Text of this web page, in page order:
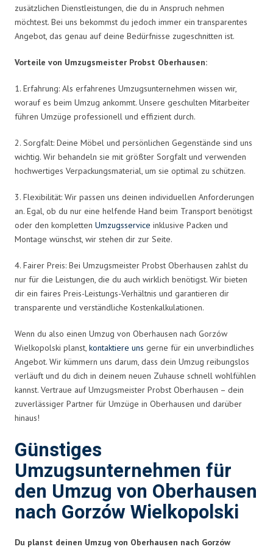
zusätzlichen Dienstleistungen, die du in Anspruch nehmen
möchtest. Bei uns bekommst du jedoch immer ein transparentes
Angebot, das genau auf deine Bedürfnisse zugeschnitten ist.
Vorteile von Umzugsmeister Probst Oberhausen:
1. Erfahrung: Als erfahrenes Umzugsunternehmen wissen wir,
worauf es beim Umzug ankommt. Unsere geschulten Mitarbeiter
führen Umzüge professionell und effizient durch.
2. Sorgfalt: Deine Möbel und persönlichen Gegenstände sind uns
wichtig. Wir behandeln sie mit größter Sorgfalt und verwenden
hochwertiges Verpackungsmaterial, um sie optimal zu schützen.
3. Flexibilität: Wir passen uns deinen individuellen Anforderungen
an. Egal, ob du nur eine helfende Hand beim Transport benötigst
oder den kompletten Umzugsservice inklusive Packen und
Montage wünschst, wir stehen dir zur Seite.
4. Fairer Preis: Bei Umzugsmeister Probst Oberhausen zahlst du
nur für die Leistungen, die du auch wirklich benötigst. Wir bieten
dir ein faires Preis-Leistungs-Verhältnis und garantieren dir
transparente und verständliche Kostenkalkulationen.
Wenn du also einen Umzug von Oberhausen nach Gorzów
Wielkopolski planst, kontaktiere uns gerne für ein unverbindliches
Angebot. Wir kümmern uns darum, dass dein Umzug reibungslos
verläuft und du dich in deinem neuen Zuhause schnell wohlfühlen
kannst. Vertraue auf Umzugsmeister Probst Oberhausen – dein
zuverlässiger Partner für Umzüge in Oberhausen und darüber
hinaus!
Günstiges
Umzugsunternehmen für
den Umzug von Oberhausen
nach Gorzów Wielkopolski
Du planst deinen Umzug von Oberhausen nach Gorzów